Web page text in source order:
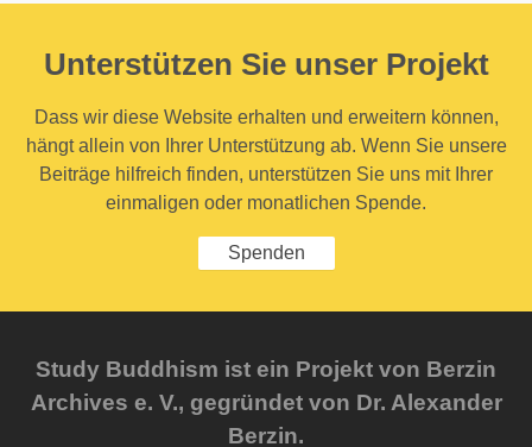
Unterstützen Sie unser Projekt
Dass wir diese Website erhalten und erweitern können,
hängt allein von Ihrer Unterstützung ab. Wenn Sie unsere
Beiträge hilfreich finden, unterstützen Sie uns mit Ihrer
einmaligen oder monatlichen Spende.
Spenden
Study Buddhism ist ein Projekt von Berzin
Archives e. V., gegründet von Dr. Alexander
Berzin.